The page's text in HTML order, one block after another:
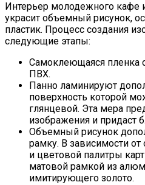
Интерьер молодежного кафе
украсит объемный рисунок,
пластик. Процесс создания
следующие этапы:
Самоклеющаяся пленка
ПВХ.
Панно ламинируют
поверхность которой
глянцевой. Эта мера
изображения и придаст
Объемный рисунок
рамку. В зависимости
и цветовой палитры
матовой рамкой из
имитирующего золото.